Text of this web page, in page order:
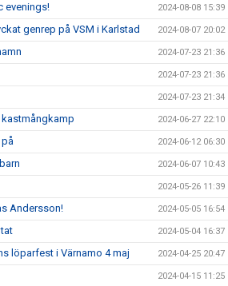
evenings! 2024-08-08 15:39
genrep på VSM i Karlstad 2024-08-07 20:02
2024-07-23 21:36
2024-07-23 21:36
2024-07-23 21:34
2024-06-27 22:10
på 2024-06-12 06:30
2024-06-07 10:43
2024-05-26 11:39
Andersson! 2024-05-05 16:54
2024-05-04 16:37
löparfest i Värnamo 4 maj 2024-04-25 20:47
2024-04-15 11:25